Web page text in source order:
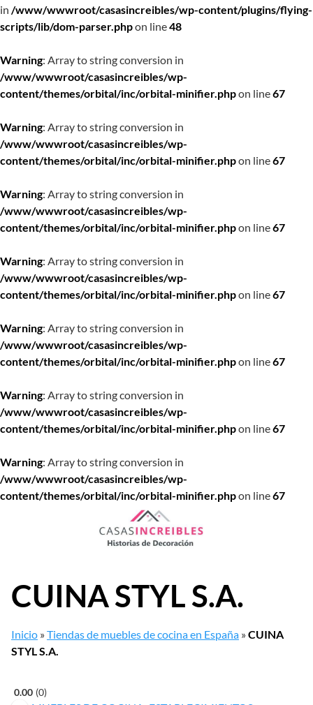
in /www/wwwroot/casasincreibles/wp-content/plugins/flying-
scripts/lib/dom-parser.phpon line48
Warning: Array to string conversion in
/www/wwwroot/casasincreibles/wp-
content/themes/orbital/inc/orbital-minifier.phpon line67
Warning: Array to string conversion in
/www/wwwroot/casasincreibles/wp-
content/themes/orbital/inc/orbital-minifier.phpon line67
Warning: Array to string conversion in
/www/wwwroot/casasincreibles/wp-
content/themes/orbital/inc/orbital-minifier.phpon line67
Warning: Array to string conversion in
/www/wwwroot/casasincreibles/wp-
content/themes/orbital/inc/orbital-minifier.phpon line67
Warning: Array to string conversion in
/www/wwwroot/casasincreibles/wp-
content/themes/orbital/inc/orbital-minifier.phpon line67
Warning: Array to string conversion in
/www/wwwroot/casasincreibles/wp-
content/themes/orbital/inc/orbital-minifier.phpon line67
Warning: Array to string conversion in
/www/wwwroot/casasincreibles/wp-
content/themes/orbital/inc/orbital-minifier.phpon line67
CUINA STYL S.A.
Inicio »Tiendas de muebles de cocina en España »CUINA
STYL S.A.
0.00 0